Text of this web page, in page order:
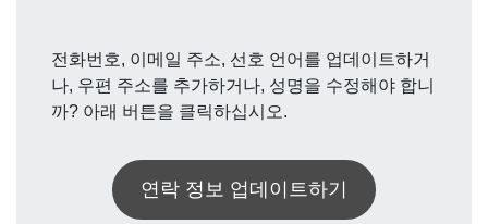
전화번호, 이메일 주소, 선호 언어를 업데이트하거
나, 우편 주소를 추가하거나, 성명을 수정해야 합니
까? 아래 버튼을 클릭하십시오.
연락 정보 업데이트하기